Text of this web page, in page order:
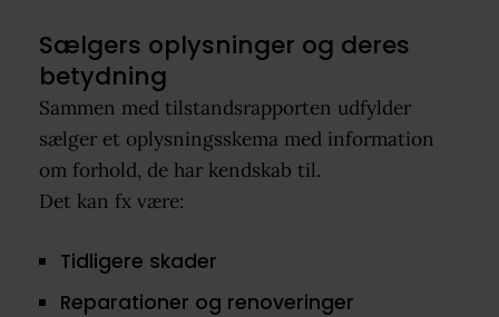
Sælgers oplysninger og deres
betydning
Sammen med tilstandsrapporten udfylder
sælger et oplysningsskema med information
om forhold, de har kendskab til.
Det kan fx være:
Tidligere skader
Reparationer og renoveringer